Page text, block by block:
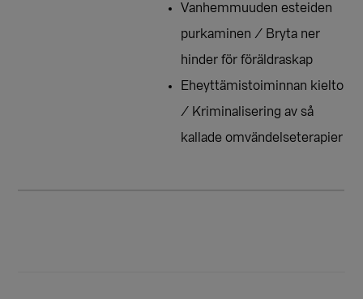
Vanhemmuuden esteiden
purkaminen / Bryta ner
hinder för föräldraskap
Eheyttämistoiminnan kielto
/ Kriminalisering av så
kallade omvändelseterapier